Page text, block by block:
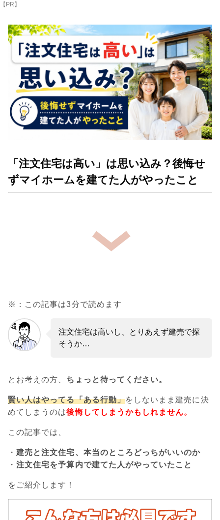
【PR】
「注文住宅は高い」は思い込み？後悔せ
ずマイホームを建てた人がやったこと
※：この記事は3分で読めます
注文住宅は高いし、とりあえず建売で探
そうか…
とお考えの方、 ちょっと待ってください。
賢い人はやってる「ある行動」をしないまま建売に決
めてしまうのは後悔してしまうかもしれません。
この記事では、
・建売と注文住宅、本当のところどっちがいいのか
・注文住宅を予算内で建てた人がやっていたこと
をご紹介します！